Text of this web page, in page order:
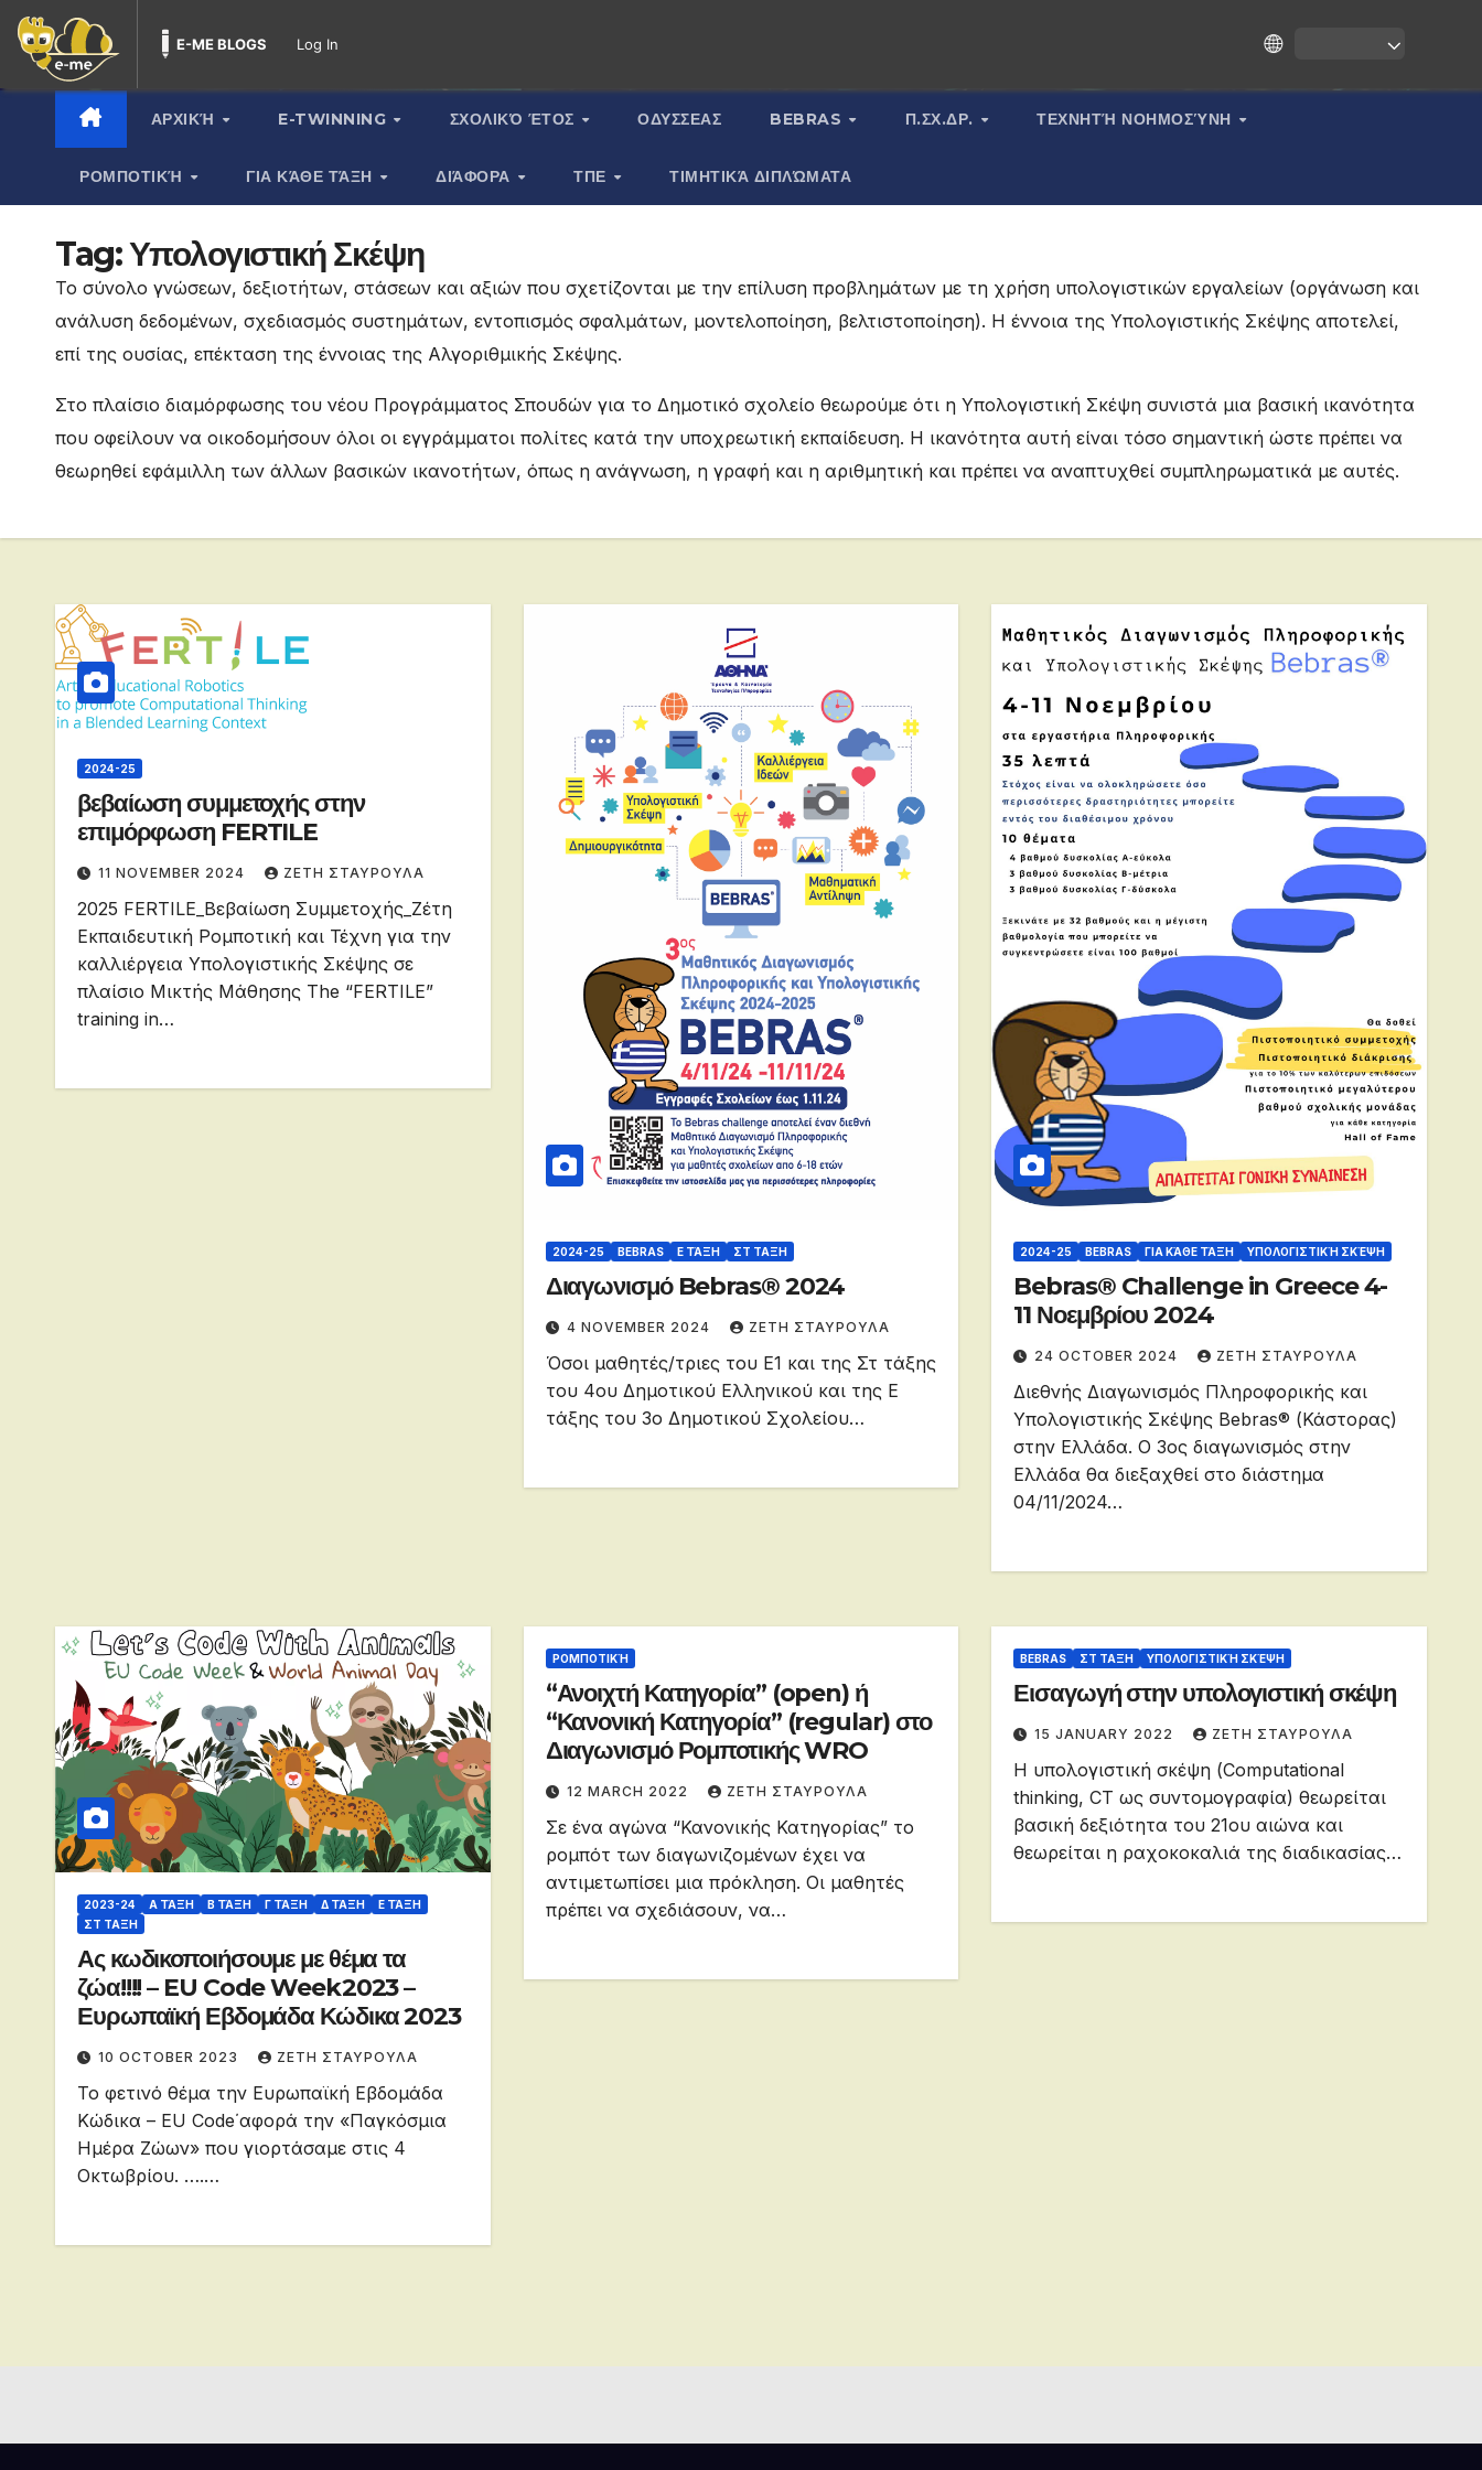
E-ME BLOGS Log In
Skip
to
ΑΡΧΙΚΉ E-TWINNING ΣΧΟΛΙΚΌ ΈΤΟΣ ΟΔΥΣΣΕΑΣ BEBRAS Π.ΣΧ.ΔΡ. ΤΕΧΝΗΤΉ ΝΟΗΜΟΣΎΝΗ
ΡΟΜΠΟΤΙΚΉ ΓΙΑ ΚΆΘΕ ΤΆΞΗ ΔΙΆΦΟΡΑ ΤΠΕ ΤΙΜΗΤΙΚΆ ΔΙΠΛΏΜΑΤΑ
Tag:Υπολογιστική Σκέψη
Το σύνολο γνώσεων, δεξιοτήτων, στάσεων και αξιών που σχετίζονται με την επίλυση προβλημάτων με τη χρήση υπολογιστικών εργαλείων (οργάνωση και
ανάλυση δεδομένων, σχεδιασμός συστημάτων, εντοπισμός σφαλμάτων, μοντελοποίηση, βελτιστοποίηση). Η έννοια της Υπολογιστικής Σκέψης αποτελεί,
επί της ουσίας, επέκταση της έννοιας της Αλγοριθμικής Σκέψης.
Στο πλαίσιο διαμόρφωσης του νέου Προγράμματος Σπουδών για το Δημοτικό σχολείο θεωρούμε ότι η Υπολογιστική Σκέψη συνιστά μια βασική ικανότητα
που οφείλουν να οικοδομήσουν όλοι οι εγγράμματοι πολίτες κατά την υποχρεωτική εκπαίδευση. Η ικανότητα αυτή είναι τόσο σημαντική ώστε πρέπει να
θεωρηθεί εφάμιλλη των άλλων βασικών ικανοτήτων, όπως η ανάγνωση, η γραφή και η αριθμητική και πρέπει να αναπτυχθεί συμπληρωματικά με αυτές.
2024-25
βεβαίωση συμμετοχής στην
επιμόρφωση FERTILE
11 NOVEMBER 2024 ΖΕΤΗ ΣΤΑΥΡΟΥΛΑ
2025 FERTILE_Βεβαίωση Συμμετοχής_Ζέτη
Εκπαιδευτική Ρομποτική και Τέχνη για την
καλλιέργεια Υπολογιστικής Σκέψης σε
πλαίσιο Μικτής Μάθησης The “FERTILE”
training in…
2024-25 BEBRAS Ε ΤΆΞΗ ΣΤ ΤΑΞΗ
Διαγωνισμό Bebras® 2024
4 NOVEMBER 2024 ΖΕΤΗ ΣΤΑΥΡΟΥΛΑ
Όσοι μαθητές/τριες του Ε1 και της Στ τάξης
του 4ου Δημοτικού Ελληνικού και της Ε
τάξης του 3ο Δημοτικού Σχολείου…
2024-25 BEBRAS ΓΙΑ ΚΆΘΕ ΤΆΞΗ ΥΠΟΛΟΓΙΣΤΙΚΉ ΣΚΈΨΗ
Bebras® Challenge in Greece 4-
11 Νοεμβρίου 2024
24 OCTOBER 2024 ΖΕΤΗ ΣΤΑΥΡΟΥΛΑ
Διεθνής Διαγωνισμός Πληροφορικής και
Υπολογιστικής Σκέψης Bebras® (Κάστορας)
στην Ελλάδα. Ο 3ος διαγωνισμός στην
Ελλάδα θα διεξαχθεί στο διάστημα
04/11/2024…
2023-24 Α ΤΆΞΗ Β ΤΆΞΗ Γ ΤΆΞΗ Δ ΤΆΞΗ
Ε ΤΆΞΗ
ΣΤ ΤΑΞΗ
Ας κωδικοποιήσουμε με θέμα τα
ζώα!!!! – EU Code Week2023 –
Ευρωπαϊκή Εβδομάδα Κώδικα 2023
10 OCTOBER 2023 ΖΕΤΗ ΣΤΑΥΡΟΥΛΑ
Το φετινό θέμα την Ευρωπαϊκή Εβδομάδα
Κώδικα – EU Code΄αφορά την «Παγκόσμια
Ημέρα Ζώων» που γιορτάσαμε στις 4
Οκτωβρίου. ….…
ΡΟΜΠΟΤΙΚΉ
“Ανοιχτή Κατηγορία” (open) ή
“Κανονική Κατηγορία” (regular) στο
Διαγωνισμό Ρομποτικής WRO
12 MARCH 2022 ΖΕΤΗ ΣΤΑΥΡΟΥΛΑ
Σε ένα αγώνα “Κανονικής Κατηγορίας” το
ρομπότ των διαγωνιζομένων έχει να
αντιμετωπίσει μια πρόκληση. Οι μαθητές
πρέπει να σχεδιάσουν, να…
BEBRAS ΣΤ ΤΑΞΗ ΥΠΟΛΟΓΙΣΤΙΚΉ ΣΚΈΨΗ
Εισαγωγή στην υπολογιστική σκέψη
15 JANUARY 2022 ΖΕΤΗ ΣΤΑΥΡΟΥΛΑ
Η υπολογιστική σκέψη (Computational
thinking, CT ως συντομογραφία) θεωρείται
βασική δεξιότητα του 21ου αιώνα και
θεωρείται η ραχοκοκαλιά της διαδικασίας…